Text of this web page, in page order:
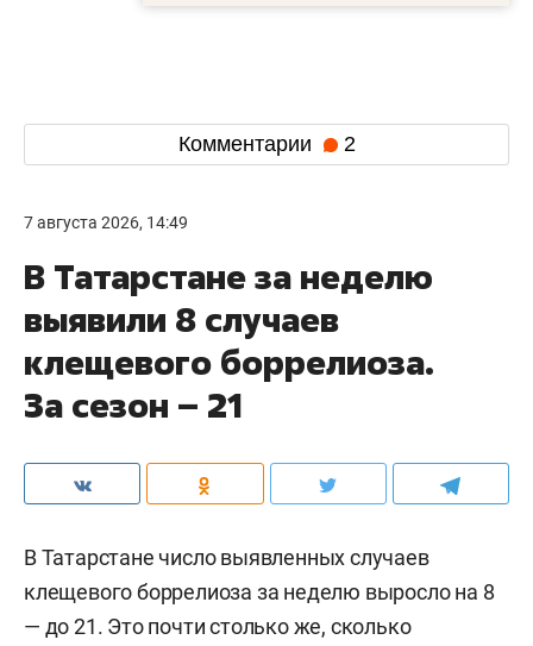
Комментарии 2
7 августа 2026, 14:49
В Татарстане за неделю
выявили 8 случаев
клещевого боррелиоза.
За сезон – 21
В Татарстане число выявленных случаев
клещевого боррелиоза за неделю выросло на 8
— до 21. Это почти столько же, сколько